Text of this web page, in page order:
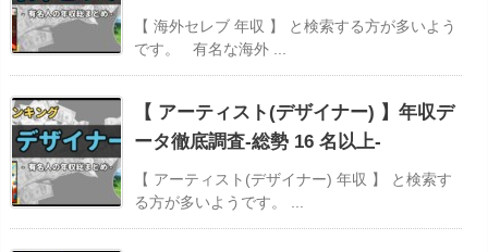
【 海外セレブ 年収 】 と検索する方が多いよう
です。 有名な海外 ...
【 アーティスト(デザイナー) 】年収デ
ータ徹底調査-総勢 16 名以上-
【 アーティスト(デザイナー) 年収 】 と検索す
る方が多いようです。 ...